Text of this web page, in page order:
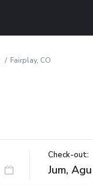
Fairplay, CO
Check-out: